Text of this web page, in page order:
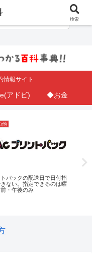
情報サイト
アドビ) ◆お金
他
パックの配送日で日付指
ない。指定できるのは曜
前・午後のみ
検索